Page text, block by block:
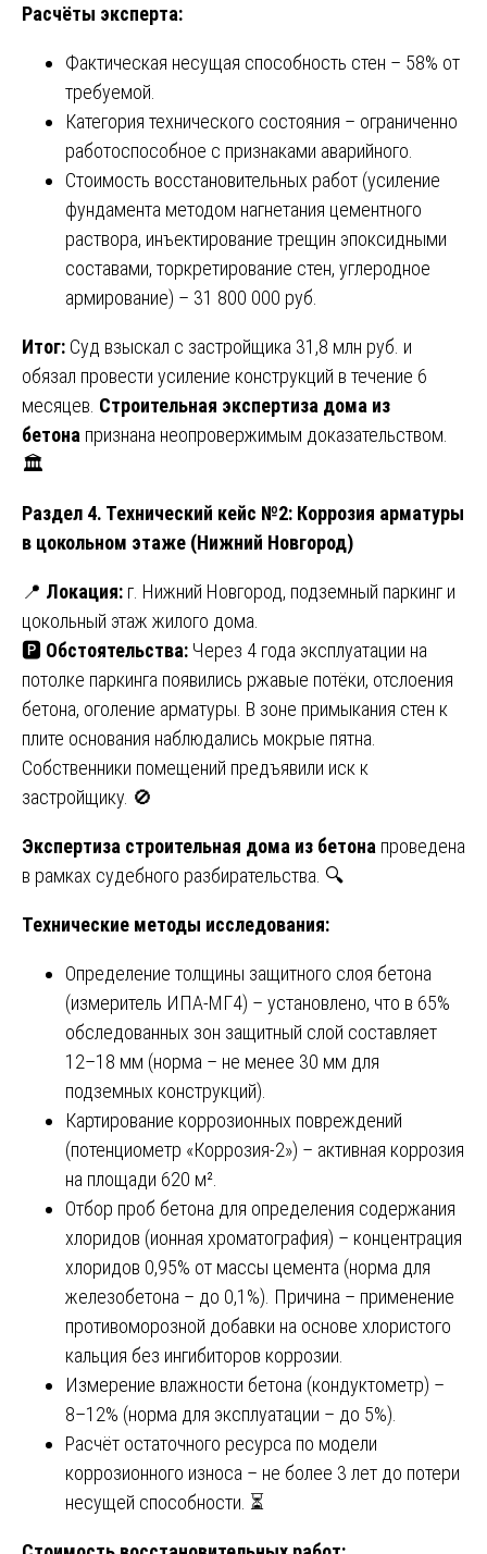
Расчёты эксперта:
Фактическая несущая способность стен – 58% от
требуемой.
Категория технического состояния – ограниченно
работоспособное с признаками аварийного.
Стоимость восстановительных работ (усиление
фундамента методом нагнетания цементного
раствора, инъектирование трещин эпоксидными
составами, торкретирование стен, углеродное
армирование) – 31 800 000 руб.
Итог: Суд взыскал с застройщика 31,8 млн руб. и
обязал провести усиление конструкций в течение 6
месяцев. Строительная экспертиза дома из
бетона признана неопровержимым доказательством.
🏛️
Раздел 4. Технический кейс №2: Коррозия арматуры
в цокольном этаже (Нижний Новгород)
📍 Локация: г. Нижний Новгород, подземный паркинг и
цокольный этаж жилого дома.
🅿️ Обстоятельства: Через 4 года эксплуатации на
потолке паркинга появились ржавые потёки, отслоения
бетона, оголение арматуры. В зоне примыкания стен к
плите основания наблюдались мокрые пятна.
Собственники помещений предъявили иск к
застройщику. 🚫
Экспертиза строительная дома из бетона проведена
в рамках судебного разбирательства. 🔍
Технические методы исследования:
Определение толщины защитного слоя бетона
(измеритель ИПА-МГ4) – установлено, что в 65%
обследованных зон защитный слой составляет
12–18 мм (норма – не менее 30 мм для
подземных конструкций).
Картирование коррозионных повреждений
(потенциометр «Коррозия-2») – активная коррозия
на площади 620 м².
Отбор проб бетона для определения содержания
хлоридов (ионная хроматография) – концентрация
хлоридов 0,95% от массы цемента (норма для
железобетона – до 0,1%). Причина – применение
противоморозной добавки на основе хлористого
кальция без ингибиторов коррозии.
Измерение влажности бетона (кондуктометр) –
8–12% (норма для эксплуатации – до 5%).
Расчёт остаточного ресурса по модели
коррозионного износа – не более 3 лет до потери
несущей способности. ⏳